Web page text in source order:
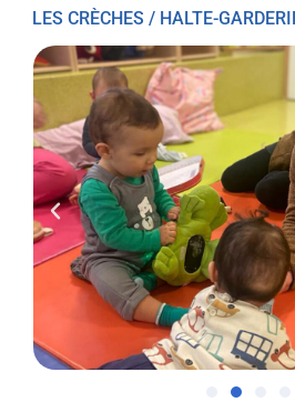
LES CRÈCHES / HALTE-